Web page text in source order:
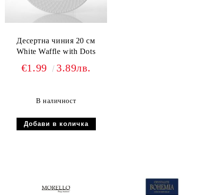
Десертна чиния 20 см
White Waffle with Dots
€1.99 3.89лв.
В наличност